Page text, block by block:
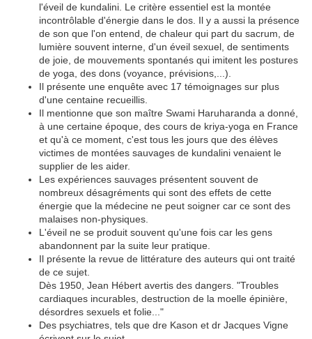
l'éveil de kundalini. Le critère essentiel est la montée
incontrôlable d'énergie dans le dos. Il y a aussi la présence
de son que l'on entend, de chaleur qui part du sacrum, de
lumière souvent interne, d'un éveil sexuel, de sentiments
de joie, de mouvements spontanés qui imitent les postures
de yoga, des dons (voyance, prévisions,...).
Il présente une enquête avec 17 témoignages sur plus
d'une centaine recueillis.
Il mentionne que son maître Swami Haruharanda a donné,
à une certaine époque, des cours de kriya-yoga en France
et qu'à ce moment, c'est tous les jours que des élèves
victimes de montées sauvages de kundalini venaient le
supplier de les aider.
Les expériences sauvages présentent souvent de
nombreux désagréments qui sont des effets de cette
énergie que la médecine ne peut soigner car ce sont des
malaises non-physiques.
L'éveil ne se produit souvent qu'une fois car les gens
abandonnent par la suite leur pratique.
Il présente la revue de littérature des auteurs qui ont traité
de ce sujet.
Dès 1950, Jean Hébert avertis des dangers. "Troubles
cardiaques incurables, destruction de la moelle épinière,
désordres sexuels et folie..."
Des psychiatres, tels que dre Kason et dr Jacques Vigne